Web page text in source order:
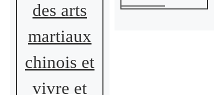
des arts
martiaux
chinois et
vivre et